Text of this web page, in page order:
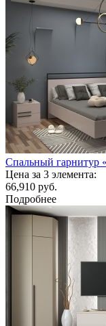
Спальный гарнитур
Цена за 3 элемента:
66,910 руб.
Подробнее